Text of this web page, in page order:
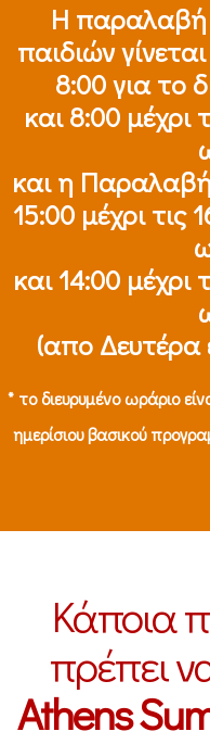
Η παραλαβή
παιδιών
8:00 για το
και 8:00 μέχρι
και η
15:00 μέχρι τις
και 14:00 μέχρι
(απο Δευτέρα
* το διευρυμένο ωράριο
ημερίσιου βασικού
Κάποια
πρέπει
Athens